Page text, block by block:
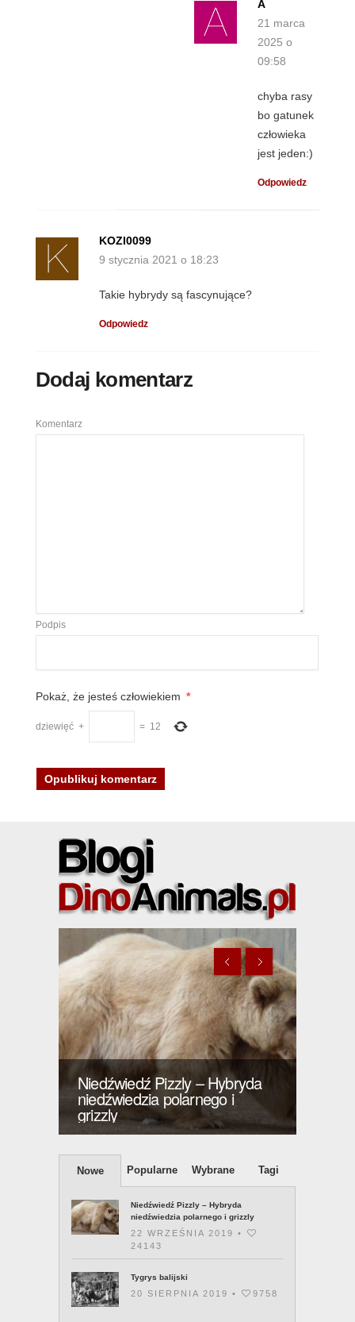
A
21 marca
2025 o
09:58
chyba rasy
bo gatunek
człowieka
jest jeden:)
Odpowiedz
KOZI0099
9 stycznia 2021 o 18:23
Takie hybrydy są fascynujące?
Odpowiedz
Dodaj komentarz
Komentarz
Podpis
Pokaż, że jesteś człowiekiem *
dziewięć + = 12
Pizzly – Hybryda
polarnego i
Tygrys balijski
Nowe Popularne Wybrane Tagi
Niedźwiedź Pizzly – Hybryda
niedźwiedzia polarnego i grizzly
22 WRZEŚNIA 2019 •
24143
Tygrys balijski
20 SIERPNIA 2019 • 9758